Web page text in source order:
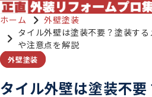
ホーム
外壁塗装
タイル外壁は塗装不要？塗装す
や注意点を解説
外壁塗装
タイル外壁は塗装不要